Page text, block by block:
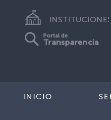
INSTITUCIONES
Portal de
Transparencia
INICIO